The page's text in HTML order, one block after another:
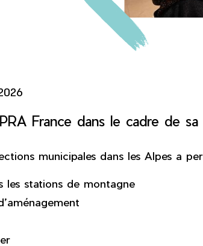
France dans le cadre de
municipales dans les Alpes a
les stations de montagne